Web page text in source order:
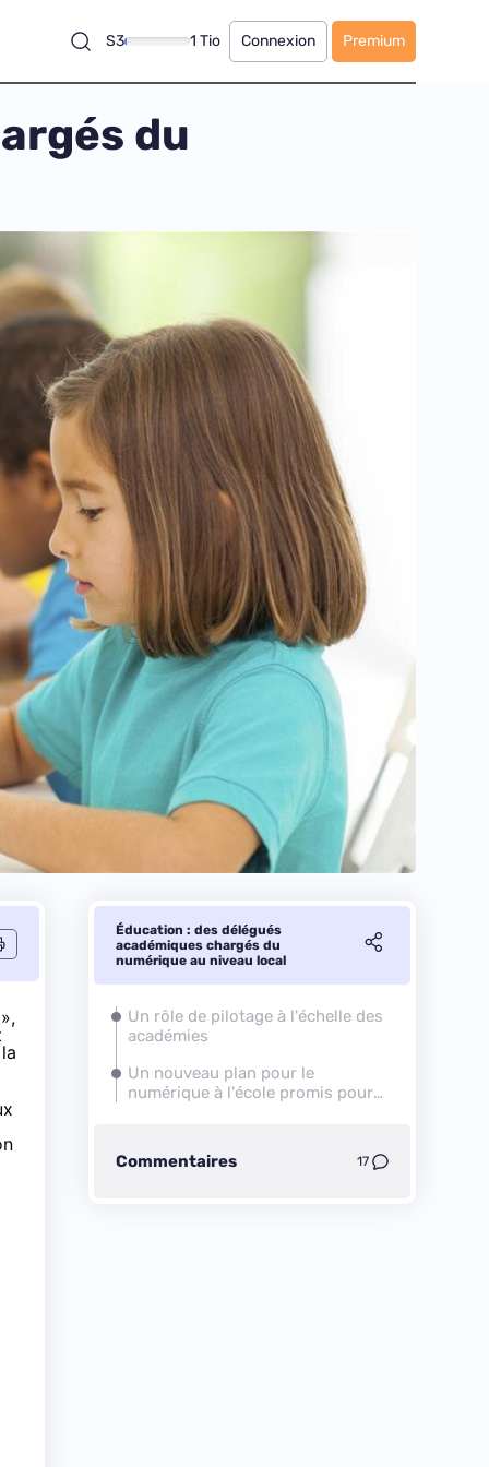
S3 1 Tio Connexion Premium
du
Éducation : des délégués
académiques chargés du
numérique au niveau local
Un rôle de pilotage à l'échelle des
académies
Un nouveau plan pour le
numérique à l'école promis pour
Commentaires 17